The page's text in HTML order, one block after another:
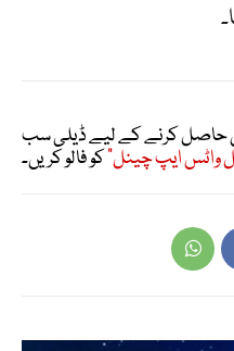
حاصل کرنے کے لیے ڈیلی سب
واٹس ایپ چینل"کو فالو کریں۔